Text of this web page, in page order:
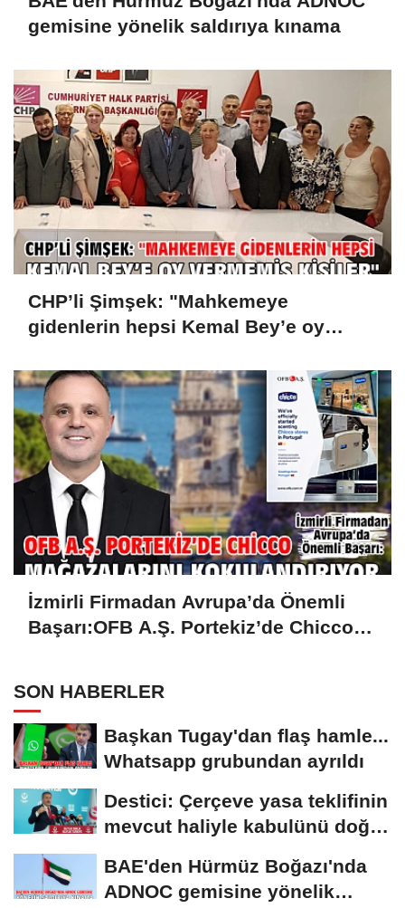
gemisine yönelik saldırıya kınama
CHP’li Şimşek: "Mahkemeye
gidenlerin hepsi Kemal Bey’e oy
İzmirli Firmadan Avrupa’da Önemli
Başarı:OFB A.Ş. Portekiz’de Chicco
SON HABERLER
Başkan Tugay'dan flaş hamle...
Whatsapp grubundan ayrıldı
Destici: Çerçeve yasa teklifinin
mevcut haliyle kabulünü doğru
BAE'den Hürmüz Boğazı'nda
ADNOC gemisine yönelik